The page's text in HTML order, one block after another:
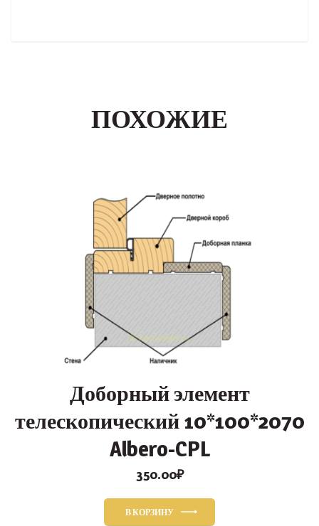
ПОХОЖИЕ
Доборный элемент
телескопический 10*100*2070
Albero-CPL
350.00₽
В КОРЗИНУ